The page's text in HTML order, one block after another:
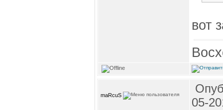
вот
maRcuS
05-